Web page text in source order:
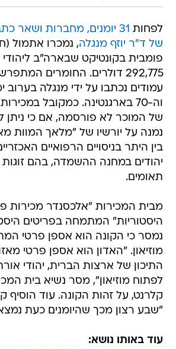
לפחות
31 יומנים, מחברות ושאר
של ד"ר יוזף מנגלה, נמכרו אתמול
פומבית בקונטיקט שבארה"ב
וה-70 בארגנטינה. כמקובל
של המוכר לא פורסמה, אם כי ניתן
נמנה על יורשיו של "מלאך המוות
בין היתר בניסויים הרפואיים
יהודים במחנה ההשמדה, בהם
תאומים.
מבית המכירות "אלכסנדר מכירות
היסטוריות" המתמחה בפריטים
נמסר כי הקונה הוא אספן פרטי
מוזיאון. "האדון הוא אספן פרטי
התיכון של ארצות הברית, יהודי
לפתוח מוזיאון", מסר נשיא בית
קלרנט, על זהות הקונה. עוד הוסיף
"שבע רצון מכך שהיומנים כעת
עוד באותו נושא: